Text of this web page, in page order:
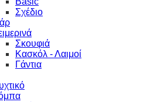
Σχέδιο
Σκουφιά
Κασκόλ - Λαιμοί
Γάντια